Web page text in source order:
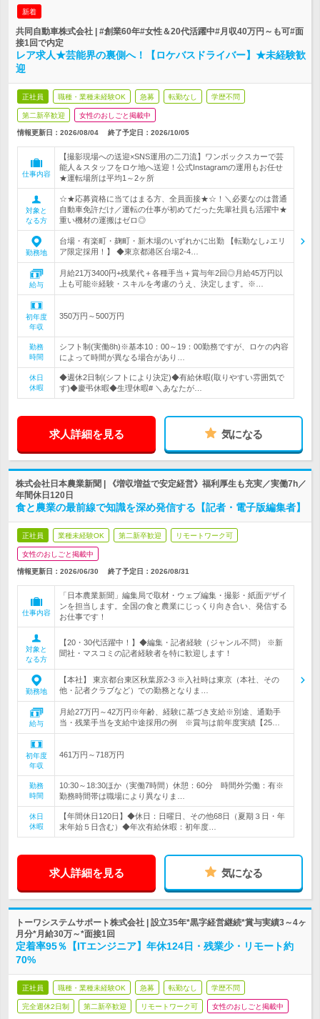
新着
共同自動車株式会社 | #創業60年#女性＆20代活躍中#月収40万円～も可#面
接1回で内定
レア求人★芸能界の裏側へ！【ロケバスドライバー】★未経験歓
迎
正社員 職種・業種未経験OK 急募 転勤なし 学歴不問
第二新卒歓迎 女性のおしごと掲載中
情報更新日：2026/08/04 終了予定日： 2026/10/05
仕事内容
【撮影現場への送迎×SNS運用の二刀流】ワンボックスカーで芸
能人＆スタッフをロケ地へ送迎！公式Instagramの運用もお任せ
★運転場所は平均1～2ヶ所
対象と
なる方
☆★応募資格に当てはまる方、全員面接★☆！＼必要なのは普通
自動車免許だけ／運転の仕事が初めてだった先輩社員も活躍中★
重い機材の運搬はゼロ◎
勤務地
台場・有楽町・麹町・新木場のいずれかに出勤 【転勤なし♪エリ
ア限定採用！】 ◆東京都港区台場2-4…
給与
月給21万3400円+残業代＋各種手当＋賞与年2回◎月給45万円以
上も可能※経験・スキルを考慮のうえ、決定します。※…
初年度
年収
350万円～500万円
勤務
時間
シフト制(実働8h)※基本10：00～19：00勤務ですが、ロケの内容
によって時間が異なる場合があり…
休日
休暇
◆週休2日制(シフトにより決定)◆有給休暇(取りやすい雰囲気で
す)◆慶弔休暇◆生理休暇# ＼あなたが…
求人詳細を見る 気になる
株式会社日本農業新聞 | 《増収増益で安定経営》福利厚生も充実／実働7h／
年間休日120日
食と農業の最前線で知識を深め発信する【記者・電子版編集者】
正社員 業種未経験OK 第二新卒歓迎 リモートワーク可
女性のおしごと掲載中
情報更新日：2026/06/30 終了予定日： 2026/08/31
仕事内容
「日本農業新聞」編集局で取材・ウェブ編集・撮影・紙面デザイ
ンを担当します。全国の食と農業にじっくり向き合い、発信する
お仕事です！
対象と
なる方
【20・30代活躍中！】◆編集・記者経験（ジャンル不問） ※新
聞社・マスコミの記者経験者を特に歓迎します！
勤務地
【本社】 東京都台東区秋葉原2‐3 ※入社時は東京（本社、その
他・記者クラブなど）での勤務となりま…
給与
月給27万円～42万円※年齢、経験に基づき支給※別途、通勤手
当・残業手当を支給中途採用の例 ※賞与は前年度実績【25…
初年度
年収
461万円～718万円
勤務
時間
10:30～18:30ほか（実働7時間）休憩：60分 時間外労働：有※
勤務時間帯は職場により異なりま…
休日
休暇
【年間休日120日】◆休日：日曜日、その他68日（夏期３日・年
末年始５日含む）◆年次有給休暇：初年度…
求人詳細を見る 気になる
トーワシステムサポート株式会社 | 設立35年*黒字経営継続*賞与実績3～4ヶ
月分*月給30万～*面接1回
定着率95％【ITエンジニア】年休124日・残業少・リモート約
70%
正社員 職種・業種未経験OK 急募 転勤なし 学歴不問
完全週休2日制 第二新卒歓迎 リモートワーク可 女性のおしごと掲載中